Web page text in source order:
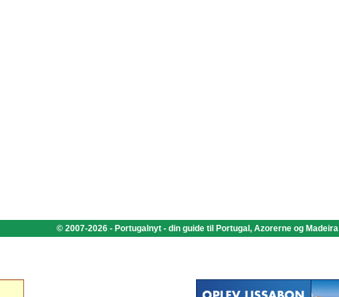
© 2007-2026 - Portugalnyt - din guide til Portugal, Azorerne og Madeira